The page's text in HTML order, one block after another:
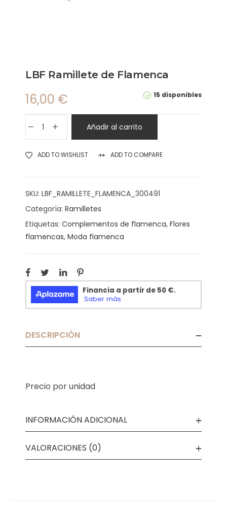
LBF Ramillete de Flamenca
15 disponibles
16,00 €
Añadir al carrito
ADD TO WISHLIST ADD TO COMPARE
SKU: LBF_RAMILLETE_FLAMENCA_300491
Categoría: Ramilletes
Etiquetas: Complementos de flamenca, Flores
flamencas, Moda flamenca
DESCRIPCIÓN
Precio por unidad
INFORMACIÓN ADICIONAL
VALORACIONES (0)